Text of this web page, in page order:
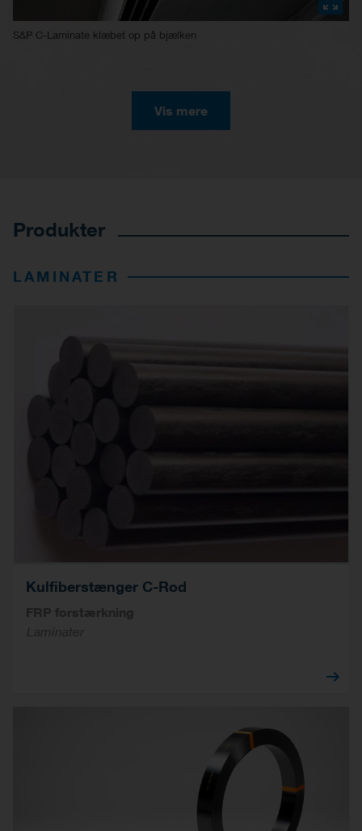
S&P C-Laminate klæbet op på bjælken
Vis mere
Produkter
LAMINATER
Kulfiberstænger C-Rod
FRP forstærkning
Laminater